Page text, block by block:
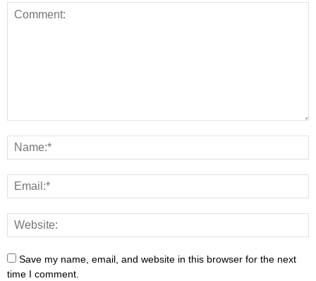
Save my name, email, and website in this browser for the next
time I comment.